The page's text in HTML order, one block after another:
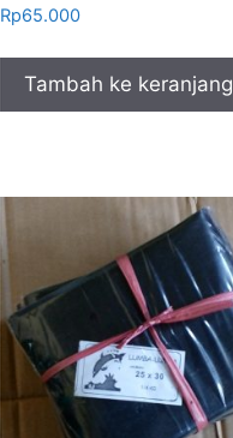
Rp65.000
Tambah ke keranjang